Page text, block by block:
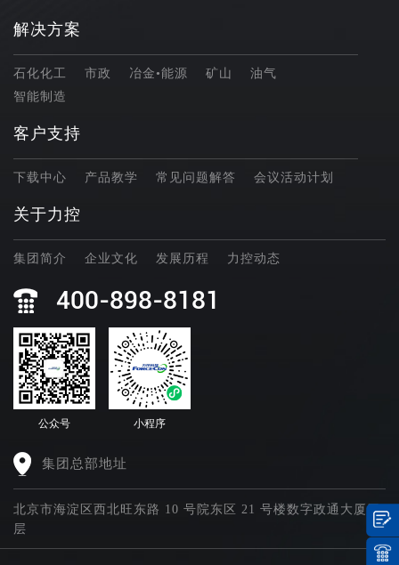
解决方案
石化化工 市政 冶金•能源 矿山
油气
智能制造
客户支持
下载中心 产品教学 常见问题解答 会议活动计划
关于力控
集团简介 企业文化 发展历程 力控动态
400-898-8181
公众号 小程序
集团总部地址
北京市海淀区西北旺东路 10 号院东区 21 号楼数字政通大厦四
层